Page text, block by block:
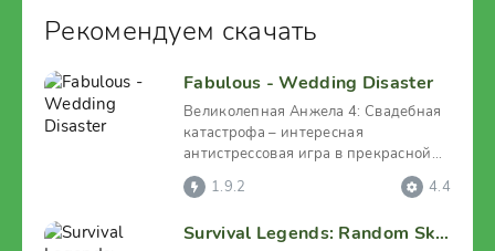
Рекомендуем скачать
Fabulous - Wedding Disaster
Великолепная Анжела 4: Свадебная
катастрофа – интересная
антистрессовая игра в прекрасной
вселенной моды и стиля.
1.9.2 4.4
Survival Legends: Random Skill